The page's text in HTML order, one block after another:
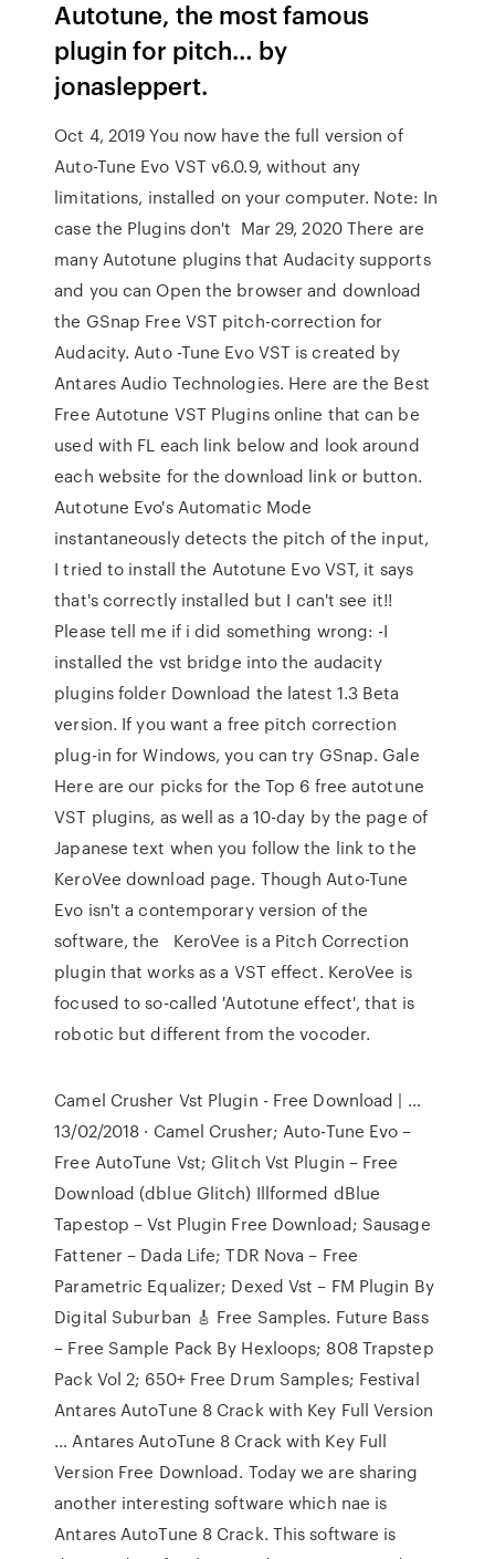
Autotune, the most famous
plugin for pitch… by
jonasleppert.
Oct 4, 2019 You now have the full version of
Auto-Tune Evo VST v6.0.9, without any
limitations, installed on your computer. Note: In
case the Plugins don't Mar 29, 2020 There are
many Autotune plugins that Audacity supports
and you can Open the browser and download
the GSnap Free VST pitch-correction for
Audacity. Auto -Tune Evo VST is created by
Antares Audio Technologies. Here are the Best
Free Autotune VST Plugins online that can be
used with FL each link below and look around
each website for the download link or button.
Autotune Evo's Automatic Mode
instantaneously detects the pitch of the input,
I tried to install the Autotune Evo VST, it says
that's correctly installed but I can't see it!!
Please tell me if i did something wrong: -I
installed the vst bridge into the audacity
plugins folder Download the latest 1.3 Beta
version. If you want a free pitch correction
plug-in for Windows, you can try GSnap. Gale
Here are our picks for the Top 6 free autotune
VST plugins, as well as a 10-day by the page of
Japanese text when you follow the link to the
KeroVee download page. Though Auto-Tune
Evo isn't a contemporary version of the
software, the KeroVee is a Pitch Correction
plugin that works as a VST effect. KeroVee is
focused to so-called 'Autotune effect', that is
robotic but different from the vocoder.
Camel Crusher Vst Plugin - Free Download | …
13/02/2018 · Camel Crusher; Auto-Tune Evo –
Free AutoTune Vst; Glitch Vst Plugin – Free
Download (dblue Glitch) Illformed dBlue
Tapestop – Vst Plugin Free Download; Sausage
Fattener – Dada Life; TDR Nova – Free
Parametric Equalizer; Dexed Vst – FM Plugin By
Digital Suburban 🎸 Free Samples. Future Bass
– Free Sample Pack By Hexloops; 808 Trapstep
Pack Vol 2; 650+ Free Drum Samples; Festival
Antares AutoTune 8 Crack with Key Full Version
… Antares AutoTune 8 Crack with Key Full
Version Free Download. Today we are sharing
another interesting software which nae is
Antares AutoTune 8 Crack. This software is